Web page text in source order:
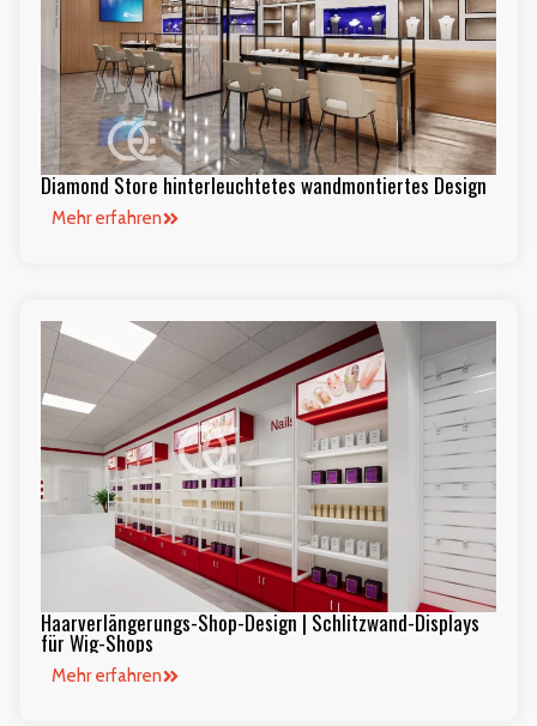
Diamond Store hinterleuchtetes wandmontiertes Design
Mehr erfahren
Haarverlängerungs-Shop-Design | Schlitzwand-Displays
für Wig-Shops
Mehr erfahren